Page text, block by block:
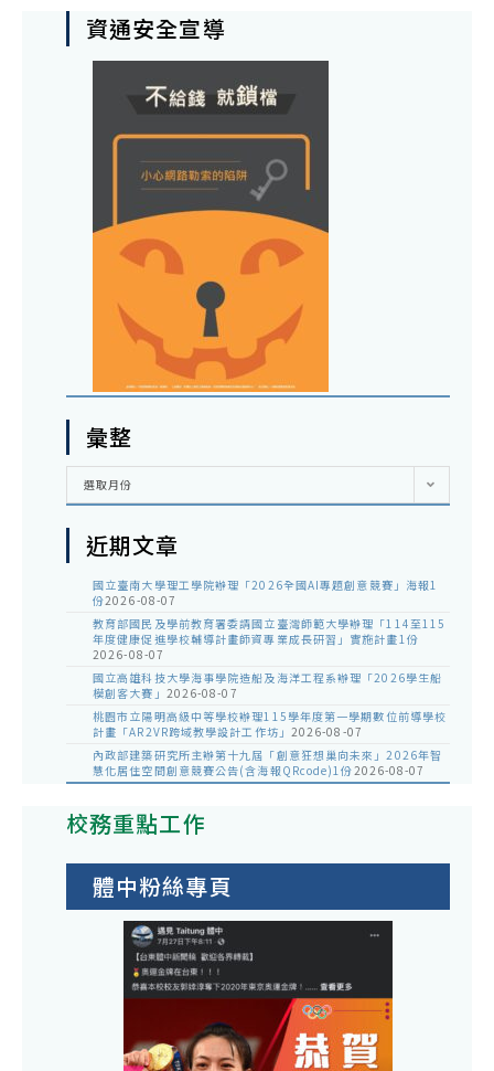
資通安全宣導
彙整
彙
選取月份
近期文章
國立臺南大學理工學院辦理「2026全國AI專題創意競賽」海報1
份2026-08-07
教育部國民及學前教育署委請國立臺灣師範大學辦理「114至115
年度健康促進學校輔導計畫師資專業成長研習」實施計畫1份
2026-08-07
國立高雄科技大學海事學院造船及海洋工程系辦理「2026學生船
模創客大賽」 2026-08-07
桃園市立陽明高級中等學校辦理115學年度第一學期數位前導學校
計畫「AR2VR跨域教學設計工作坊」 2026-08-07
內政部建築研究所主辦第十九屆「創意狂想巢向未來」2026年智
慧化居住空間創意競賽公告(含海報QRcode)1份2026-08-07
校務重點工作
體中粉絲專頁